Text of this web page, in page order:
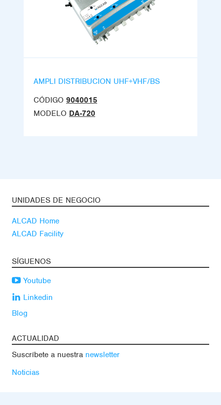
AMPLI DISTRIBUCION UHF+VHF/BS
CÓDIGO 9040015
MODELO DA-720
UNIDADES DE NEGOCIO
ALCAD Home
ALCAD Facility
SÍGUENOS
Youtube
Linkedin
Blog
ACTUALIDAD
Suscríbete a nuestra newsletter
Noticias